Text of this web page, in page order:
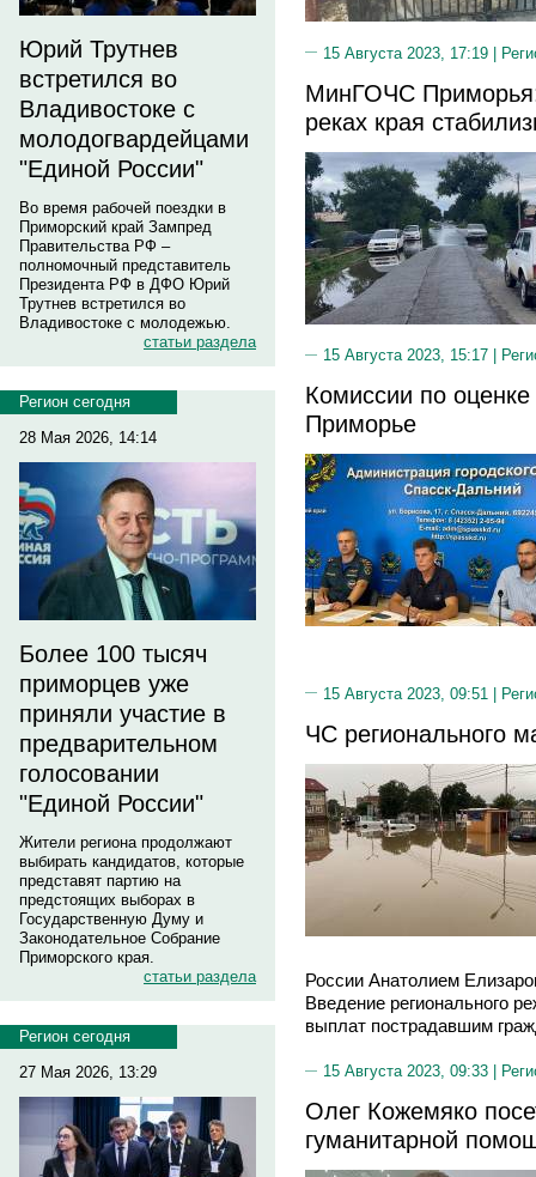
Юрий Трутнев
встретился во
Владивостоке с
молодогвардейцами
"Единой России"
Во время рабочей поездки в
Приморский край Зампред
Правительства РФ –
полномочный представитель
Президента РФ в ДФО Юрий
Трутнев встретился во
Владивостоке с молодежью.
статьи раздела
Регион сегодня
28 Мая 2026, 14:14
Более 100 тысяч
приморцев уже
приняли участие в
предварительном
голосовании
"Единой России"
Жители региона продолжают
выбирать кандидатов, которые
представят партию на
предстоящих выборах в
Государственную Думу и
Законодательное Собрание
Приморского края.
статьи раздела
Регион сегодня
27 Мая 2026, 13:29
15 Августа 2023, 17:19 |
МинГОЧС
реках края
15 Августа 2023, 15:17 |
Комиссии по
Приморье
15 Августа 2023, 09:51 |
ЧС регионального
России Анатолием
Введение регионального
выплат пострадавшим
15 Августа 2023, 09:33 |
Олег Кожемяко
гуманитарной